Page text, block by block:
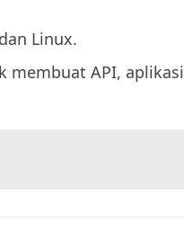
Linux.
membuat API, aplikasi